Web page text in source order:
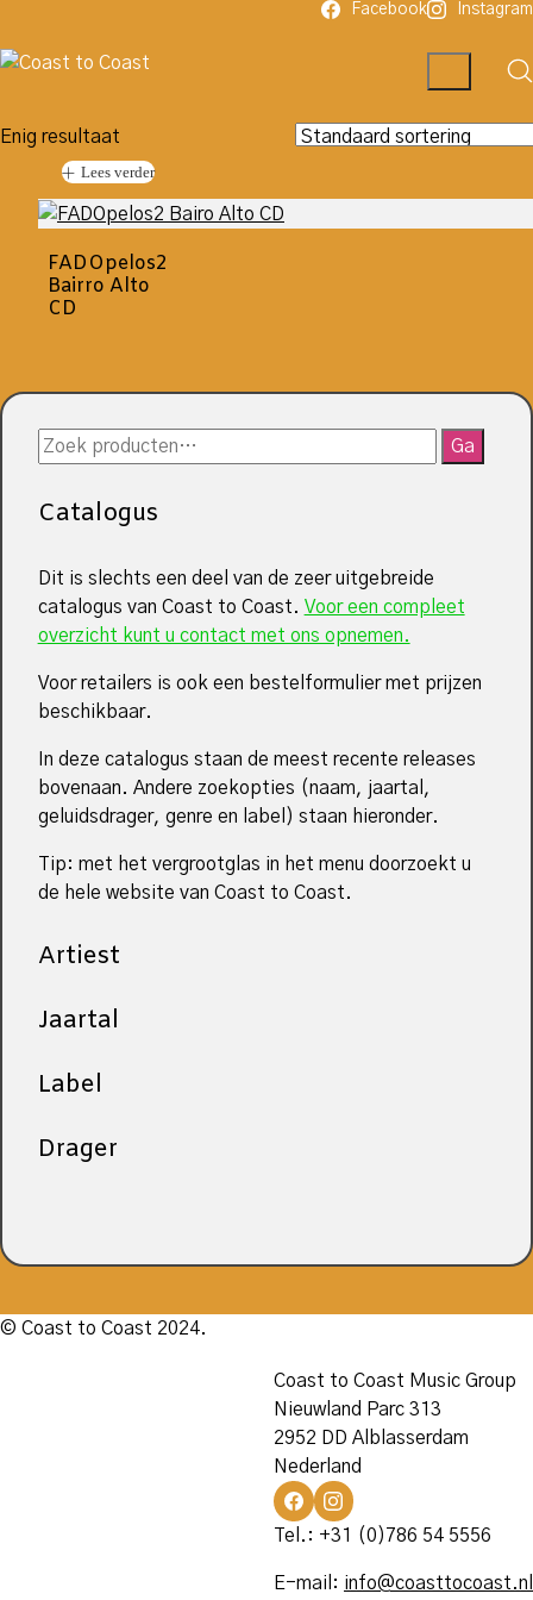
Facebook Instagram
Enig resultaat
Lees verder
FADOpelos2
Bairro Alto
CD
Zoeken
naar:
Ga
Catalogus
Dit is slechts een deel van de zeer uitgebreide
catalogus van Coast to Coast. Voor een compleet
overzicht kunt u contact met ons opnemen.
Voor retailers is ook een bestelformulier met prijzen
beschikbaar.
In deze catalogus staan de meest recente releases
bovenaan. Andere zoekopties (naam, jaartal,
geluidsdrager, genre en label) staan hieronder.
Tip: met het vergrootglas in het menu doorzoekt u
de hele website van Coast to Coast.
Artiest
Jaartal
Label
Drager
© Coast to Coast 2024.
Coast to Coast Music Group
Nieuwland Parc 313
2952 DD Alblasserdam
Nederland
Tel.: +31 (0)786 54 5556
E-mail: info@coasttocoast.nl